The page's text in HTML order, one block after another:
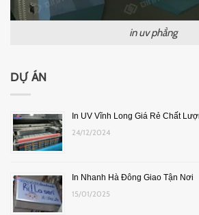
in uv phẳng
DỰ ÁN
In UV Vĩnh Long Giá Rẻ Chất
24/12/2024
In Nhanh Hà Đông Giao Tận Nơi
15/01/2025